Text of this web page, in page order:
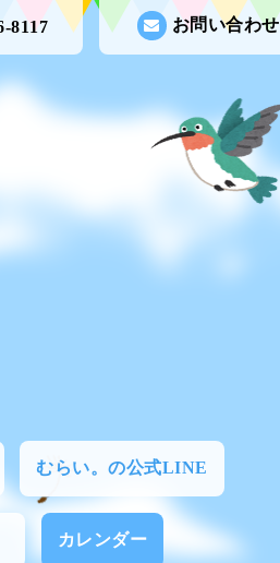
お問い合わせ
8117
むらい。の公式LINE
カレンダー